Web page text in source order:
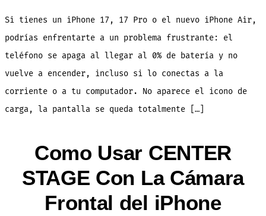
Apagó
No
Revive?
Usuarios
Reportan
y
SOLUCIÓN
Si tienes un iPhone 17, 17 Pro o el nuevo iPhone Air,
podrías enfrentarte a un problema frustrante: el
teléfono se apaga al llegar al 0% de batería y no
vuelve a encender, incluso si lo conectas a la
corriente o a tu computador. No aparece el icono de
carga, la pantalla se queda totalmente […]
Como Usar CENTER
STAGE Con La Cámara
Frontal del iPhone